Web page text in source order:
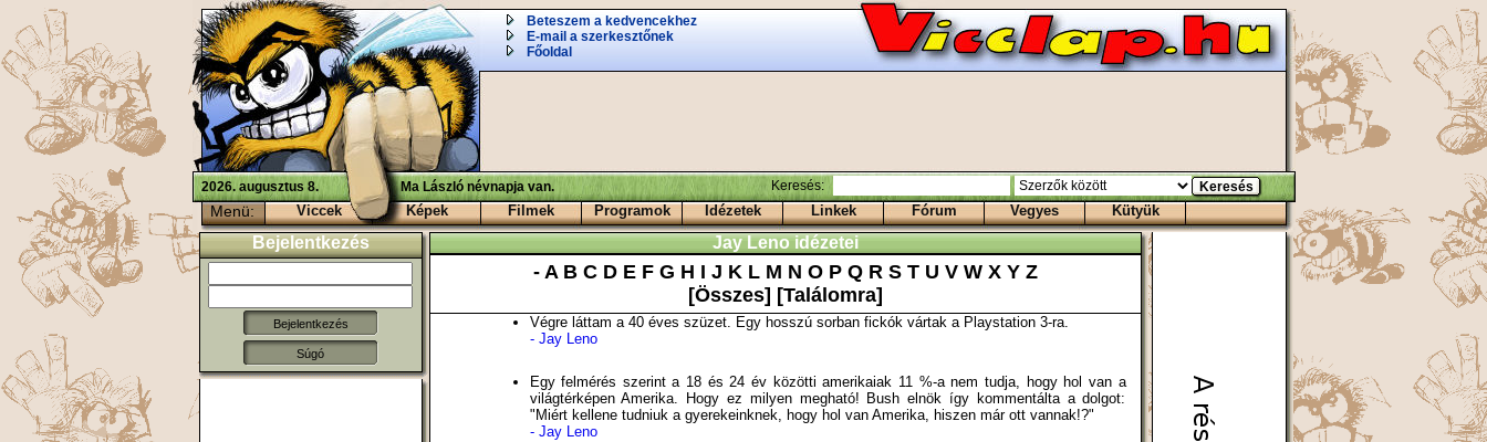
Beteszem a kedvencekhez
E-mail a szerkesztőnek
Főoldal
2026. augusztus 8. Ma László névnapja van. Keresés:
Menü: Viccek Képek Filmek Programok Idézetek Linkek Fórum Vegyes Kütyük
Bejelentkezés
Súgó
Jay Leno idézetei
- A B C D E F G H I J K L M N O P Q R S T U V W X Y Z
[Összes] [Találomra]
Végre láttam a 40 éves szüzet. Egy hosszú sorban fickók vártak a Playstation 3-ra.
- Jay Leno
Egy felmérés szerint a 18 és 24 év közötti amerikaiak 11 %-a nem tudja, hogy hol van a
világtérképen Amerika. Hogy ez milyen megható! Bush elnök így kommentálta a dolgot:
"Miért kellene tudniuk a gyerekeinknek, hogy hol van Amerika, hiszen már ott vannak!?"
- Jay Leno